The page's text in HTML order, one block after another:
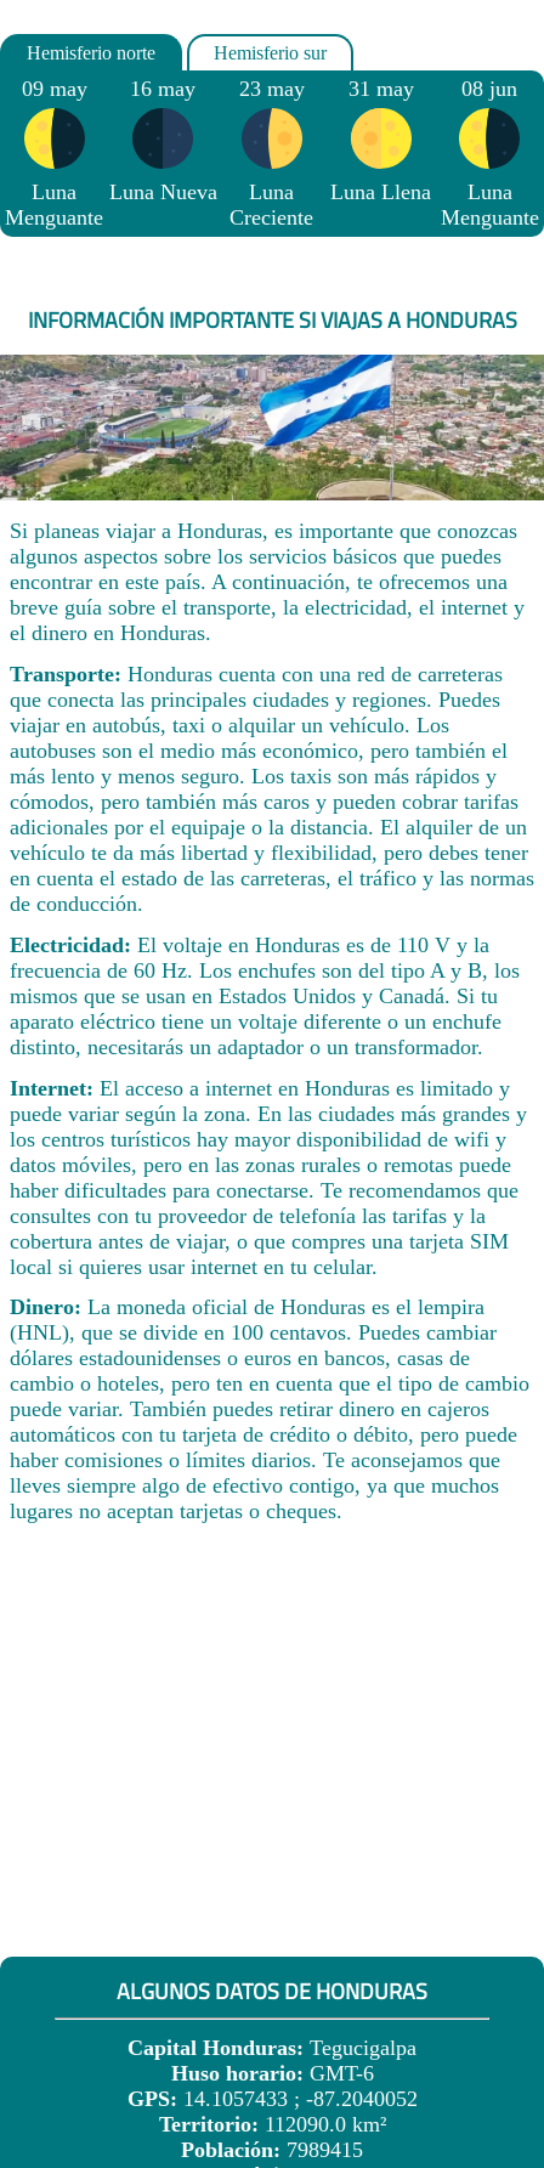
09 may
Luna
Menguante
16 may
Luna Nueva
23 may
Luna
Creciente
31 may
Luna Llena
08 jun
Luna
Menguante
INFORMACIÓN IMPORTANTE SI VIAJAS A HONDURAS
Si planeas viajar a Honduras, es importante que conozcas
algunos aspectos sobre los servicios básicos que puedes
encontrar en este país. A continuación, te ofrecemos una
breve guía sobre el transporte, la electricidad, el internet y
el dinero en Honduras.
Transporte: Honduras cuenta con una red de carreteras
que conecta las principales ciudades y regiones. Puedes
viajar en autobús, taxi o alquilar un vehículo. Los
autobuses son el medio más económico, pero también el
más lento y menos seguro. Los taxis son más rápidos y
cómodos, pero también más caros y pueden cobrar tarifas
adicionales por el equipaje o la distancia. El alquiler de un
vehículo te da más libertad y flexibilidad, pero debes tener
en cuenta el estado de las carreteras, el tráfico y las normas
de conducción.
Electricidad: El voltaje en Honduras es de 110 V y la
frecuencia de 60 Hz. Los enchufes son del tipo A y B, los
mismos que se usan en Estados Unidos y Canadá. Si tu
aparato eléctrico tiene un voltaje diferente o un enchufe
distinto, necesitarás un adaptador o un transformador.
Internet: El acceso a internet en Honduras es limitado y
puede variar según la zona. En las ciudades más grandes y
los centros turísticos hay mayor disponibilidad de wifi y
datos móviles, pero en las zonas rurales o remotas puede
haber dificultades para conectarse. Te recomendamos que
consultes con tu proveedor de telefonía las tarifas y la
cobertura antes de viajar, o que compres una tarjeta SIM
local si quieres usar internet en tu celular.
Dinero: La moneda oficial de Honduras es el lempira
(HNL), que se divide en 100 centavos. Puedes cambiar
dólares estadounidenses o euros en bancos, casas de
cambio o hoteles, pero ten en cuenta que el tipo de cambio
puede variar. También puedes retirar dinero en cajeros
automáticos con tu tarjeta de crédito o débito, pero puede
haber comisiones o límites diarios. Te aconsejamos que
lleves siempre algo de efectivo contigo, ya que muchos
lugares no aceptan tarjetas o cheques.
ALGUNOS DATOS DE HONDURAS
Capital Honduras: Tegucigalpa
Huso horario: GMT-6
GPS: 14.1057433 ; -87.2040052
Territorio: 112090.0 km²
Población: 7989415